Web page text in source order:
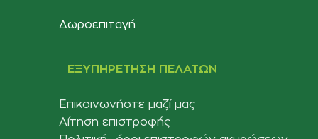
Δωροεπιταγή
ΕΞΥΠΗΡΈΤΗΣΗ ΠΕΛΑΤΏΝ
Επικοινωνήστε μαζί μας
Αίτηση επιστροφής